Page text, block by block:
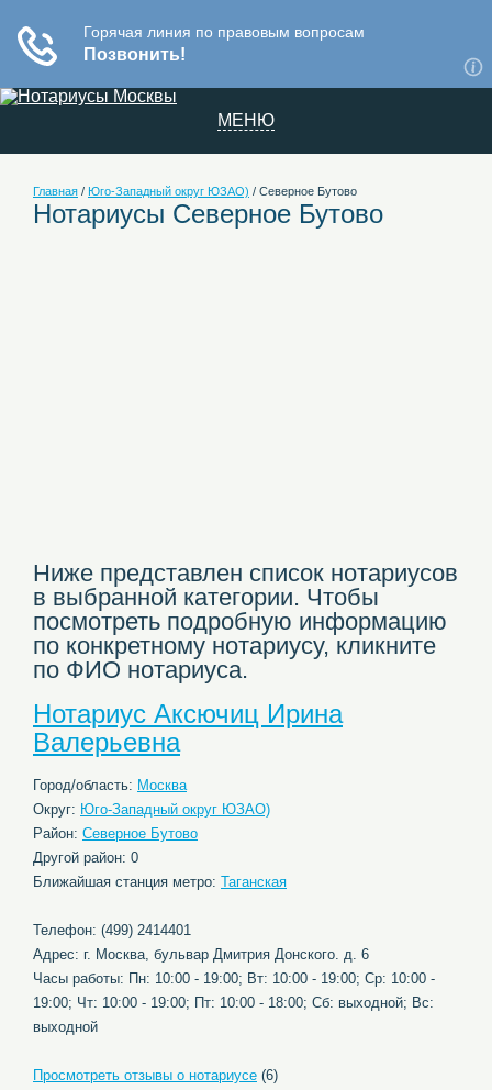
МЕНЮ
Главная / Юго-Западный округ ЮЗАО) / Северное Бутово
Нотариусы Северное Бутово
Ниже представлен список нотариусов
в выбранной категории. Чтобы
посмотреть подробную информацию
по конкретному нотариусу, кликните
по ФИО нотариуса.
Нотариус Аксючиц Ирина
Валерьевна
Город/область: Москва
Округ: Юго-Западный округ ЮЗАО)
Район: Северное Бутово
Другой район: 0
Ближайшая станция метро: Таганская
Телефон: (499) 2414401
Адрес: г. Москва, бульвар Дмитрия Донского. д. 6
Часы работы: Пн: 10:00 - 19:00; Вт: 10:00 - 19:00; Ср: 10:00 -
19:00; Чт: 10:00 - 19:00; Пт: 10:00 - 18:00; Сб: выходной; Вс:
выходной
Просмотреть отзывы о нотариусе (6)